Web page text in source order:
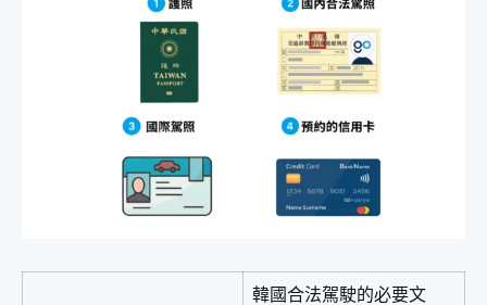
首爾租車保險介紹
1.強制責任保險
2.免責補償保險 (CDW)
3.沒有營業損失的補償保險(NOC)
首爾Hi-Pass (ETC)
WOWPASS介紹
韓國合法駕駛的必要文